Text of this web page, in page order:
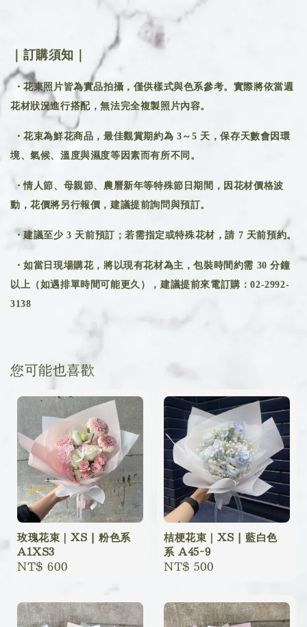
｜訂購須知｜
・花束照片皆為實品拍攝，僅供樣式與色系參考。實際將依當週
花材狀況進行搭配，無法完全複製照片內容。
・花束為鮮花商品，最佳觀賞期約為 3～5 天，保存天數會因環
境、氣候、溫度與濕度等因素而有所不同。
・情人節、母親節、農曆新年等特殊節日期間，因花材價格波
動，花價將另行報價，建議提前詢問與預訂。
・建議至少 3 天前預訂；若需指定或特殊花材，請 7 天前預約。
・如當日現場購花，將以現有花材為主，包裝時間約需 30 分鐘
以上（如遇排單時間可能更久），建議提前來電訂購：02-2992-
3138
您可能也喜歡
玫瑰花束｜XS | 粉色系
A1XS3
Regular
NT$ 600
桔梗花束｜XS | 藍白色
系 A45-9
Regular
NT$ 500